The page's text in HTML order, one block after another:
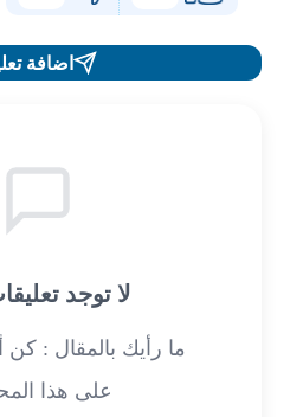
اضافة
لا توجد
ما رأيك بالمقال :
على هذا